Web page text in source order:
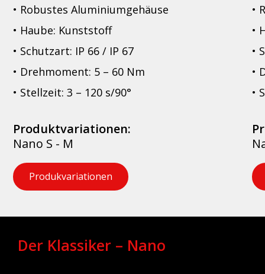
• Robustes Aluminiumgehäuse
• Haube: Kunststoff
• Schutzart: IP 66 / IP 67
• Drehmoment: 5 – 60 Nm
• Stellzeit: 3 – 120 s/90°
Produktvariationen:
Nano S - M
Produkvariationen
•
•
•
•
•
Der Klassiker – Nano